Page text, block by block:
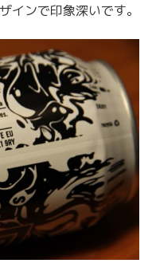
インで印象深いです。